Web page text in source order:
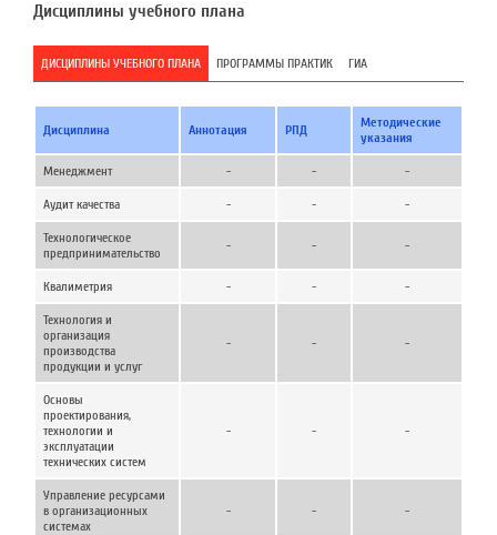
Дисциплины учебного плана
ДИСЦИПЛИНЫ УЧЕБНОГО ПЛАНА ПРОГРАММЫ ПРАКТИК ГИА
Дисциплина Аннотация РПД
Методические
указания
Менеджмент - - -
Аудит качества - - -
Технологическое
предпринимательство
- - -
Квалиметрия - - -
Технология и
организация
производства
продукции и услуг
- - -
Основы
проектирования,
технологии и
эксплуатации
технических систем
- - -
Управление ресурсами
в организационных
системах
- - -